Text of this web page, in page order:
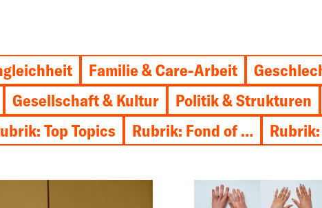
Familie & Care-Arbeit
Gesellschaft & Kultur Politik & Strukturen
Top Topics Rubrik: Fond of …